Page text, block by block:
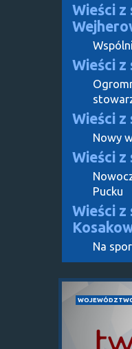
Wieści
Wieści z
Wieści
Nowy
Wieści
Pucku
Wieści z
Na